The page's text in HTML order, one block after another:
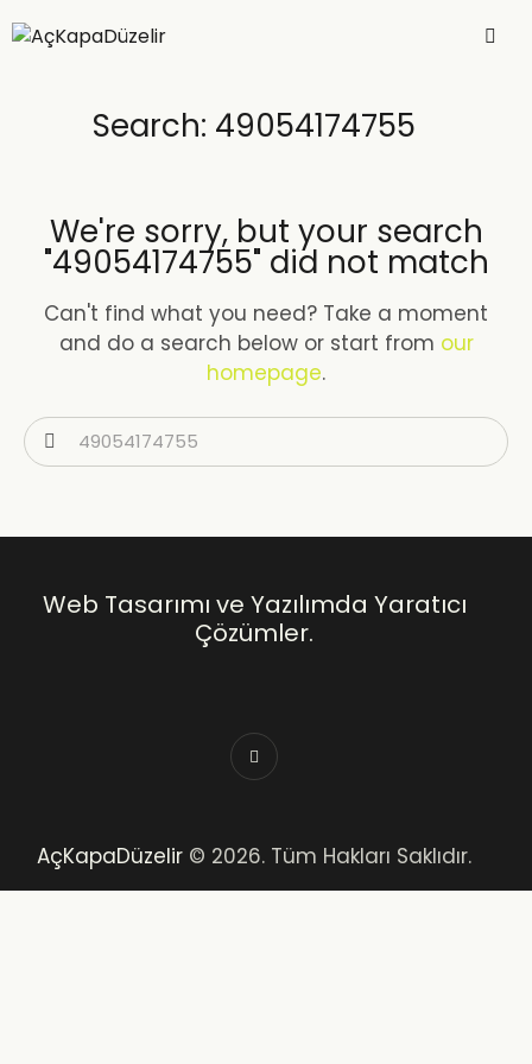
Search: 49054174755
We're sorry, but your search
"49054174755" did not match
Can't find what you need? Take a moment
and do a search below or start from our
homepage.
Web Tasarımı ve Yazılımda Yaratıcı
Çözümler.
AçKapaDüzelir © 2026. Tüm Hakları Saklıdır.